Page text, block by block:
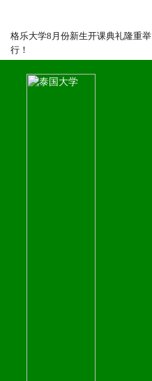
格乐大学8月份新生开课典礼隆重举
行！